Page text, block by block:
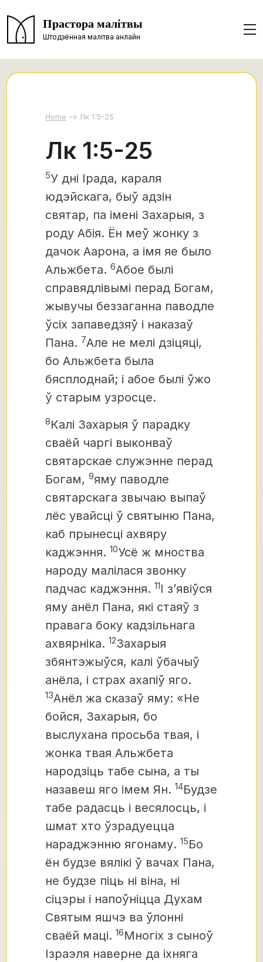
Прастора малітвы
Штодзённая малітва анлайн
Home Лк 1:5-25
Лк 1:5-25
5У дні Ірада, караля
юдэйскага, быў адзін
святар, па імені Захарыя, з
роду Абія. Ён меў жонку з
дачок Аарона, а імя яе было
Альжбета. 6Абое былі
справядлівымі перад Богам,
жывучы беззаганна паводле
ўсіх запаведзяў і наказаў
Пана. 7Але не мелі дзіцяці,
бо Альжбета была
бясплоднай; і абое былі ўжо
ў старым узросце.
8Калі Захарыя ў парадку
сваёй чаргі выконваў
святарскае служэнне перад
Богам, 9яму паводле
святарскага звычаю выпаў
лёс увайсці ў святыню Пана,
каб прынесці ахвяру
каджэння. 10Усё ж мноства
народу малілася звонку
падчас каджэння. 11І з’явіўся
яму анёл Пана, які стаяў з
правага боку кадзільнага
ахвярніка. 12Захарыя
збянтэжыўся, калі ўбачыў
анёла, і страх ахапіў яго.
13Анёл жа сказаў яму: «Не
бойся, Захарыя, бо
выслухана просьба твая, і
жонка твая Альжбета
народзіць табе сына, а ты
назавеш яго імем Ян. 14Будзе
табе радасць і весялосць, і
шмат хто ўзрадуецца
нараджэнню ягонаму. 15Бо
ён будзе вялікі ў вачах Пана,
не будзе піць ні віна, ні
сіцэры і напоўніцца Духам
Святым яшчэ ва ўлонні
сваёй маці. 16Многіх з сыноў
Ізраэля наверне да іхняга